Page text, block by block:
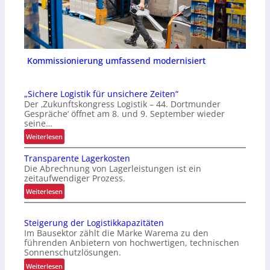
Kommissionierung umfassend modernisiert
„Sichere Logistik für unsichere Zeiten“
Der ‚Zukunftskongress Logistik – 44. Dortmunder
Gespräche‘ öffnet am 8. und 9. September wieder
seine…
Weiterlesen:
„
S
i
c
h
e
e
L
o
g
Transparente Lagerkosten
Die Abrechnung von Lagerleistungen ist ein
zeitaufwendiger Prozess.
Weiterlesen:
T
a
n
s
p
Steigerung der Logistikkapazitäten
Im Bausektor zählt die Marke Warema zu den
führenden Anbietern von hochwertigen, technischen
Sonnenschutzlösungen.
Weiterlesen: